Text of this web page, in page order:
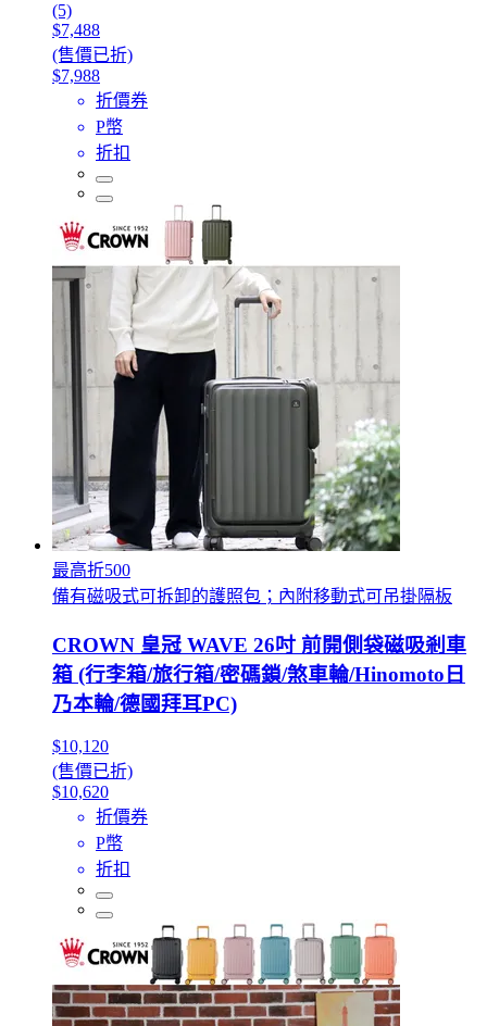
(5)
$7,488
(售價已折)
$7,988
折價券
P幣
折扣
最高折500
備有磁吸式可拆卸的護照包；內附移動式可吊掛隔板
CROWN 皇冠 WAVE 26吋 前開側袋磁吸剎車
箱 (行李箱/旅行箱/密碼鎖/煞車輪/Hinomoto日
乃本輪/德國拜耳PC)
$10,120
(售價已折)
$10,620
折價券
P幣
折扣